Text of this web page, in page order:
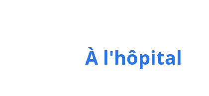
À l'hôpital